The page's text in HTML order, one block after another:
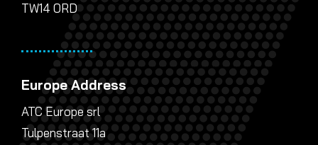
TW14 0RD
Europe Address
ATC Europe srl
Tulpenstraat 11a